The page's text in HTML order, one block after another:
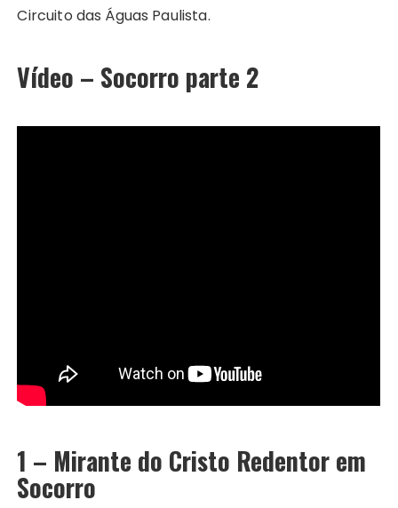
Circuito das Águas Paulista.
Vídeo – Socorro parte 2
1 – Mirante do Cristo Redentor em
Socorro